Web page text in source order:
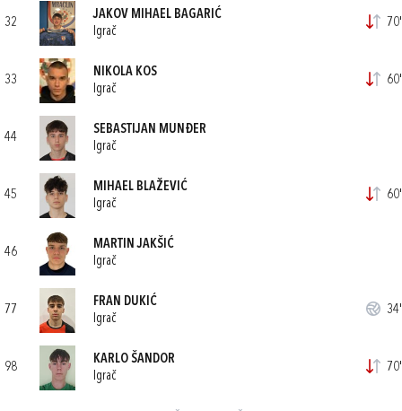
32
JAKOV MIHAEL BAGARIĆ
Igrač
70'
33
NIKOLA KOS
Igrač
60'
44
SEBASTIJAN MUNĐER
Igrač
45
MIHAEL BLAŽEVIĆ
Igrač
60'
46
MARTIN JAKŠIĆ
Igrač
77
FRAN DUKIĆ
Igrač
34'
98
KARLO ŠANDOR
Igrač
70'